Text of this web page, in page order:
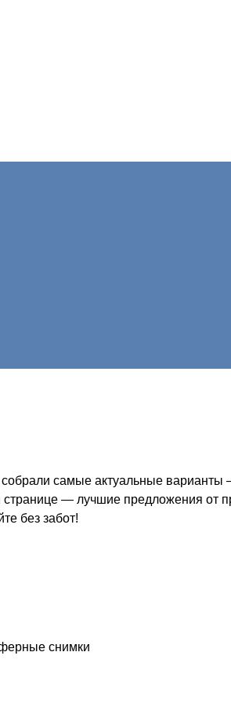
самые актуальные
странице — лучшие предложения
без забот!
снимки